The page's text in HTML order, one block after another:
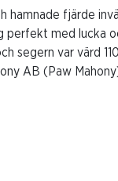
hamnade fjärde
med lucka
segern var värd
AB (Paw